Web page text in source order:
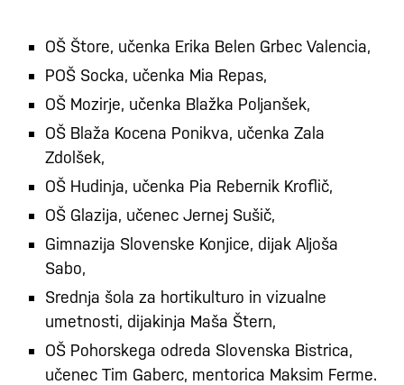
OŠ Štore, učenka Erika Belen Grbec Valencia,
POŠ Socka, učenka Mia Repas,
OŠ Mozirje, učenka Blažka Poljanšek,
OŠ Blaža Kocena Ponikva, učenka Zala
Zdolšek,
OŠ Hudinja, učenka Pia Rebernik Kroflič,
OŠ Glazija, učenec Jernej Sušič,
Gimnazija Slovenske Konjice, dijak Aljoša
Sabo,
Srednja šola za hortikulturo in vizualne
umetnosti, dijakinja Maša Štern,
OŠ Pohorskega odreda Slovenska Bistrica,
učenec Tim Gaberc, mentorica Maksim Ferme.